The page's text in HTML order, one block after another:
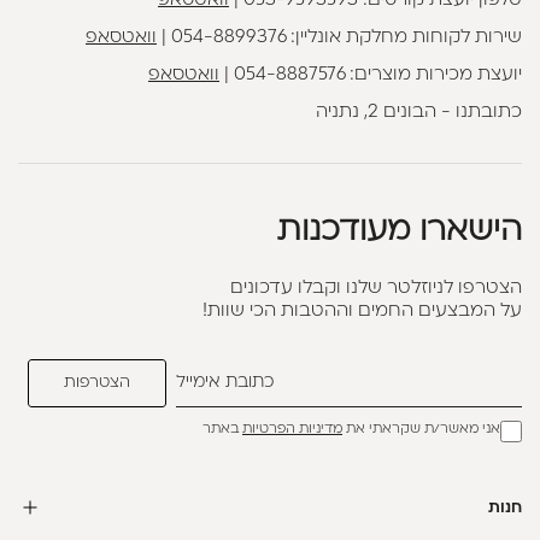
שירות לקוחות מחלקת אונליין:054-8899376 וואטסאפ
יועצת מכירות מוצרים:054-8887576 וואטסאפ
כתובתנו - הבונים 2, נתניה
הישארו מעודכנות
הצטרפו לניוזלטר שלנו וקבלו עדכונים
על המבצעים החמים וההטבות הכי שוות!
אני מאשר/ת שקראתי את מדיניות הפרטיותבאתר
חנות